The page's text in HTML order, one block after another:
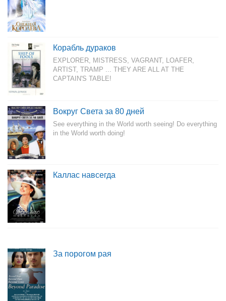
Корабль дураков
EXPLORER, MISTRESS, VAGRANT, LOAFER,
ARTIST, TRAMP ... THEY ARE ALL AT THE
CAPTAIN'S TABLE!
Вокруг Света за 80 дней
See everything in the World worth seeing! Do everything
in the World worth doing!
Каллас навсегда
За порогом рая